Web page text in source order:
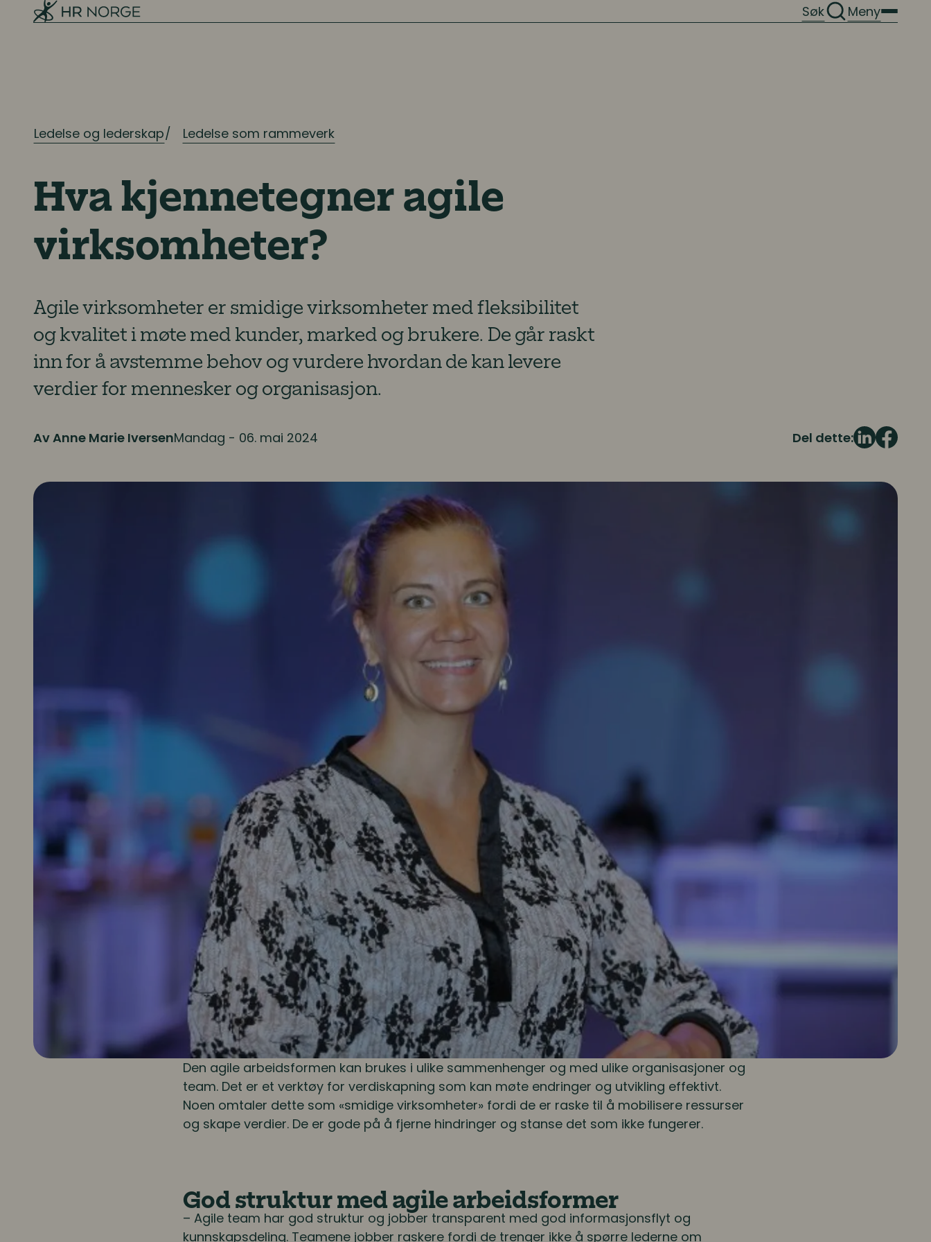
Søk Meny
Ledelse og lederskap Ledelse som rammeverk
Hva kjennetegner agile
virksomheter?
Agile virksomheter er smidige virksomheter med fleksibilitet
og kvalitet i møte med kunder, marked og brukere. De går raskt
inn for å avstemme behov og vurdere hvordan de kan levere
verdier for mennesker og organisasjon.
Av Anne Marie IversenMandag - 06. mai 2024 Del dette:
Den agile arbeidsformen kan brukes i ulike sammenhenger og med ulike organisasjoner og
team. Det er et verktøy for verdiskapning som kan møte endringer og utvikling effektivt.
Noen omtaler dette som «smidige virksomheter» fordi de er raske til å mobilisere ressurser
og skape verdier. De er gode på å fjerne hindringer og stanse det som ikke fungerer.
God struktur med agile arbeidsformer
– Agile team har god struktur og jobber transparent med god informasjonsflyt og
kunnskapsdeling. Teamene jobber raskere fordi de trenger ikke å spørre lederne om